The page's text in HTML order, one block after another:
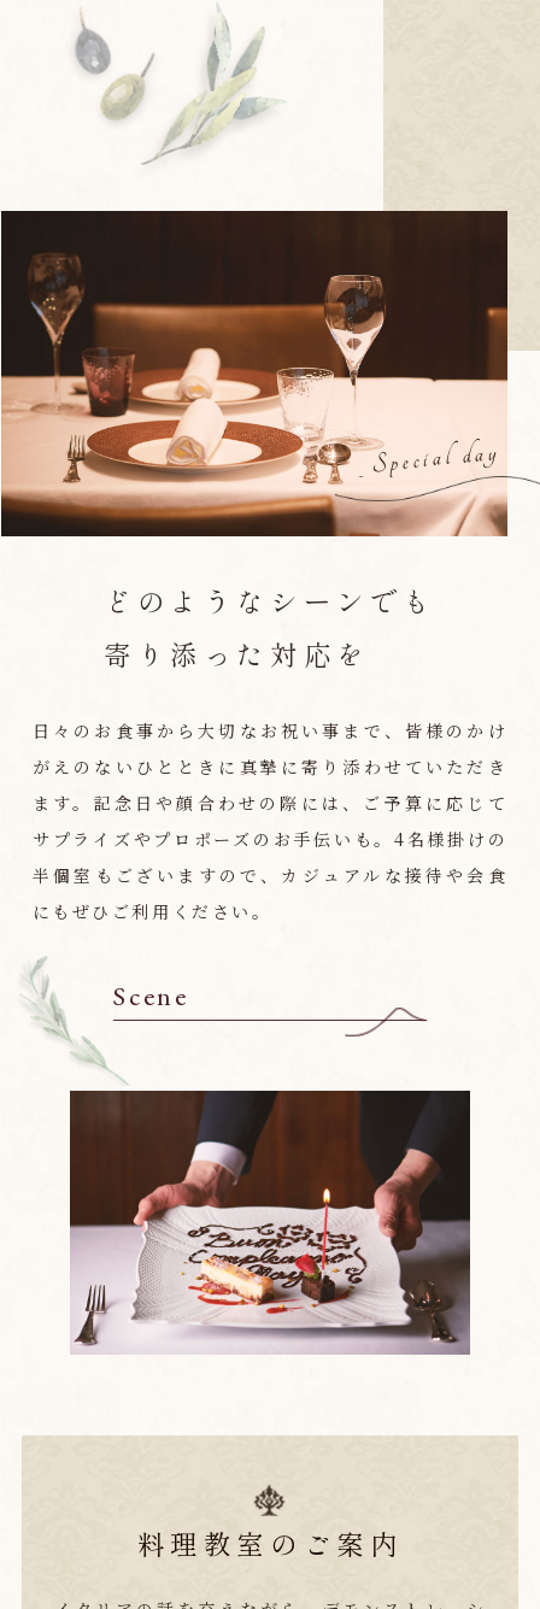
Special day
どのようなシーンでも
寄り添った対応を
日々のお食事から大切なお祝い事まで、皆様のかけ
がえのないひとときに真摯に寄り添わせていただき
ます。記念日や顔合わせの際には、ご予算に応じて
サプライズやプロポーズのお手伝いも。4名様掛けの
半個室もございますので、カジュアルな接待や会食
にもぜひご利用ください。
Scene
料理教室のご案内